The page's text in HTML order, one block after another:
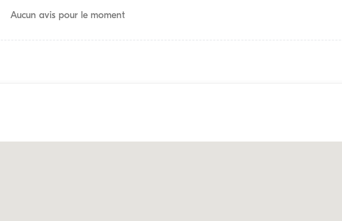
Aucun avis pour le moment